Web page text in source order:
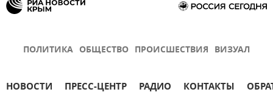
ПОЛИТИКА ОБЩЕСТВО ПРОИСШЕСТВИЯ ВИЗУАЛ
НОВОСТИ ПРЕСС-ЦЕНТР РАДИО КОНТАКТЫ